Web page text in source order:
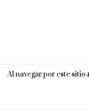
Al navegar por este sitio